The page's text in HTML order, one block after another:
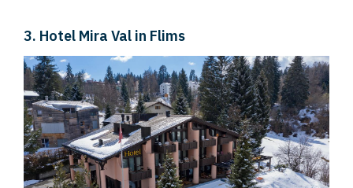
3. Hotel Mira Val in Flims